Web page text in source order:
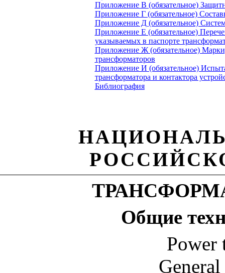
Приложение В (обязательное)
Приложение Г (обязательное)
Приложение Д (обязательное)
Приложение Е (обязательное)
указываемых в паспорте
Приложение Ж (обязательное)
трансформаторов
Приложение И (обязательное)
трансформатора и контактора
Библиография
Общие
Power